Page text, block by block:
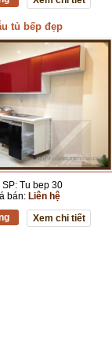
tủ bếp đẹp
SP: Tu bep 30
bán: Liên hệ
Xem chi tiết